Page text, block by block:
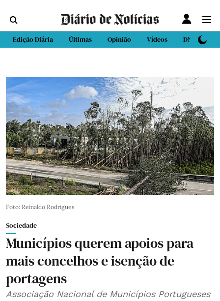
Edição Diária Últimas Opinião Vídeos DN Sport
Foto: Reinaldo Rodrigues
Sociedade
Municípios querem apoios para
mais concelhos e isenção de
portagens
Associação Nacional de Municípios Portugueses